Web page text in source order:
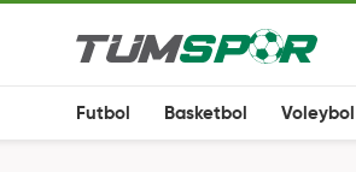
Futbol Basketbol Voleybol